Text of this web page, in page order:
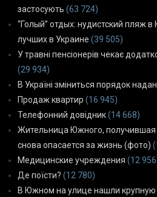
застосують (63 724)
“Голый” отдых: нудистский пляж
лучших в Украине (39 505)
У травні пенсіонерів чекає
(29 934)
В Україні зміниться порядок
Продаж квартир (16 945)
Телефонний довідник(14 668)
Жительница Южного,
снова опасается за жизнь (фото)
Медицинские учреждения (12
Де поїсти? (12 780)
В Южном на улице нашли крупную